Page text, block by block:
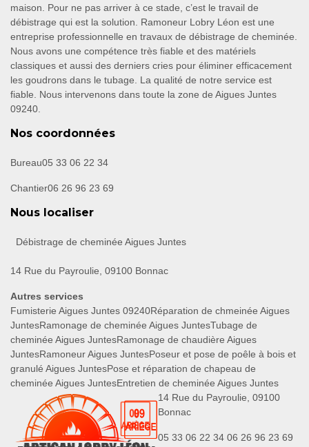
maison. Pour ne pas arriver à ce stade, c’est le travail de
débistrage qui est la solution. Ramoneur Lobry Léon est une
entreprise professionnelle en travaux de débistrage de cheminée.
Nous avons une compétence très fiable et des matériels
classiques et aussi des derniers cries pour éliminer efficacement
les goudrons dans le tubage. La qualité de notre service est
fiable. Nous intervenons dans toute la zone de Aigues Juntes
09240.
Nos coordonnées
Bureau05 33 06 22 34
Chantier06 26 96 23 69
Nous localiser
Débistrage de cheminée Aigues Juntes
14 Rue du Payroulie, 09100 Bonnac
Autres services
Fumisterie Aigues Juntes 09240Réparation de chmeinée Aigues
JuntesRamonage de cheminée Aigues JuntesTubage de
cheminée Aigues JuntesRamonage de chaudière Aigues
JuntesRamoneur Aigues JuntesPoseur et pose de poêle à bois et
granulé Aigues JuntesPose et réparation de chapeau de
cheminée Aigues JuntesEntretien de cheminée Aigues Juntes
14 Rue du Payroulie, 09100
Bonnac
05 33 06 22 34 06 26 96 23 69